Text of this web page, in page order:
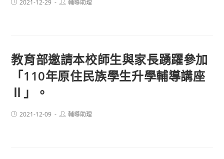
Post2021-12-29
Post輔導助理
教育部邀請本校師生與家長踴躍參加
「110年原住民族學生升學輔導講座
Ⅱ」。
Post2021-12-09
Post輔導助理